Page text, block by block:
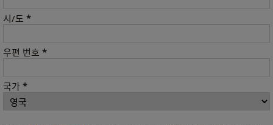
시/도 *
우편 번호 *
국가 *